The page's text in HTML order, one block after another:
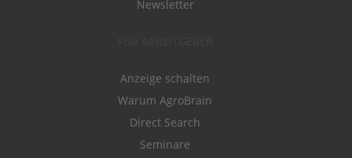
Newsletter
Anzeige schalten
Warum AgroBrain
Direct Search
Seminare